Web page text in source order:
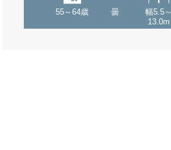
55～64歳 曇
幅5.5～
13.0m